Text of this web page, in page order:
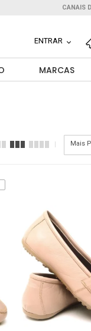
CANAIS
ENTRAR
MARCAS
Mais